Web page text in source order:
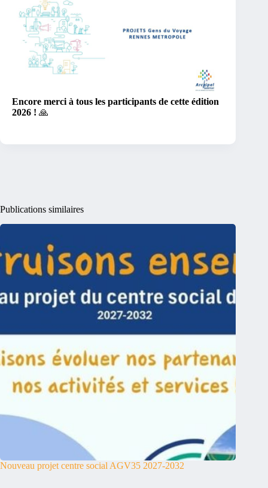
Encore merci à tous les participants de cette édition
2026 ! 🙏
Publications similaires
Nouveau projet centre social AGV35 2027-2032